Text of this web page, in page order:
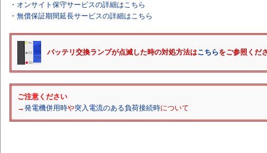
・オンサイト保守サービスの詳細はこちら
・無償保証期間延長サービスの詳細はこちら
バッテリ交換ランプが点滅した時の対処方法はこちらをご参照くだ
ご注意ください
→発電機併用時や突入電流のある負荷接続時について